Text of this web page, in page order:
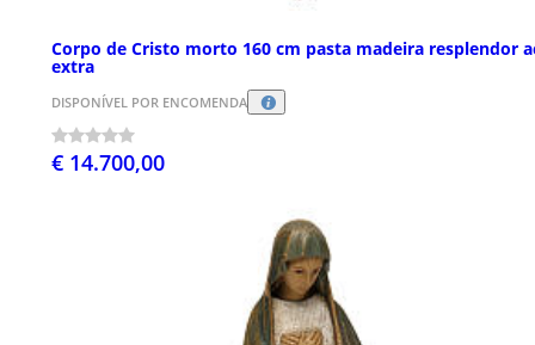
Corpo de Cristo morto 160 cm pasta madeira resplendor
extra
DISPONÍVEL POR ENCOMENDA
€ 14.700,00